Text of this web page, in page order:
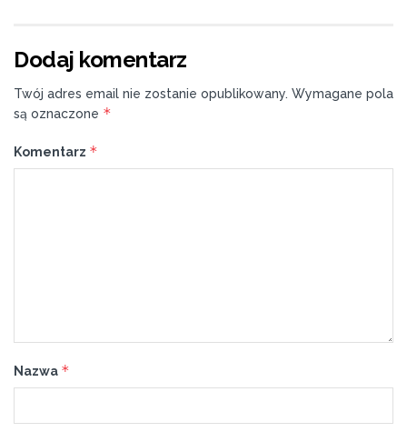
Dodaj komentarz
Twój adres email nie zostanie opublikowany. Wymagane pola
są oznaczone *
Komentarz *
Nazwa *